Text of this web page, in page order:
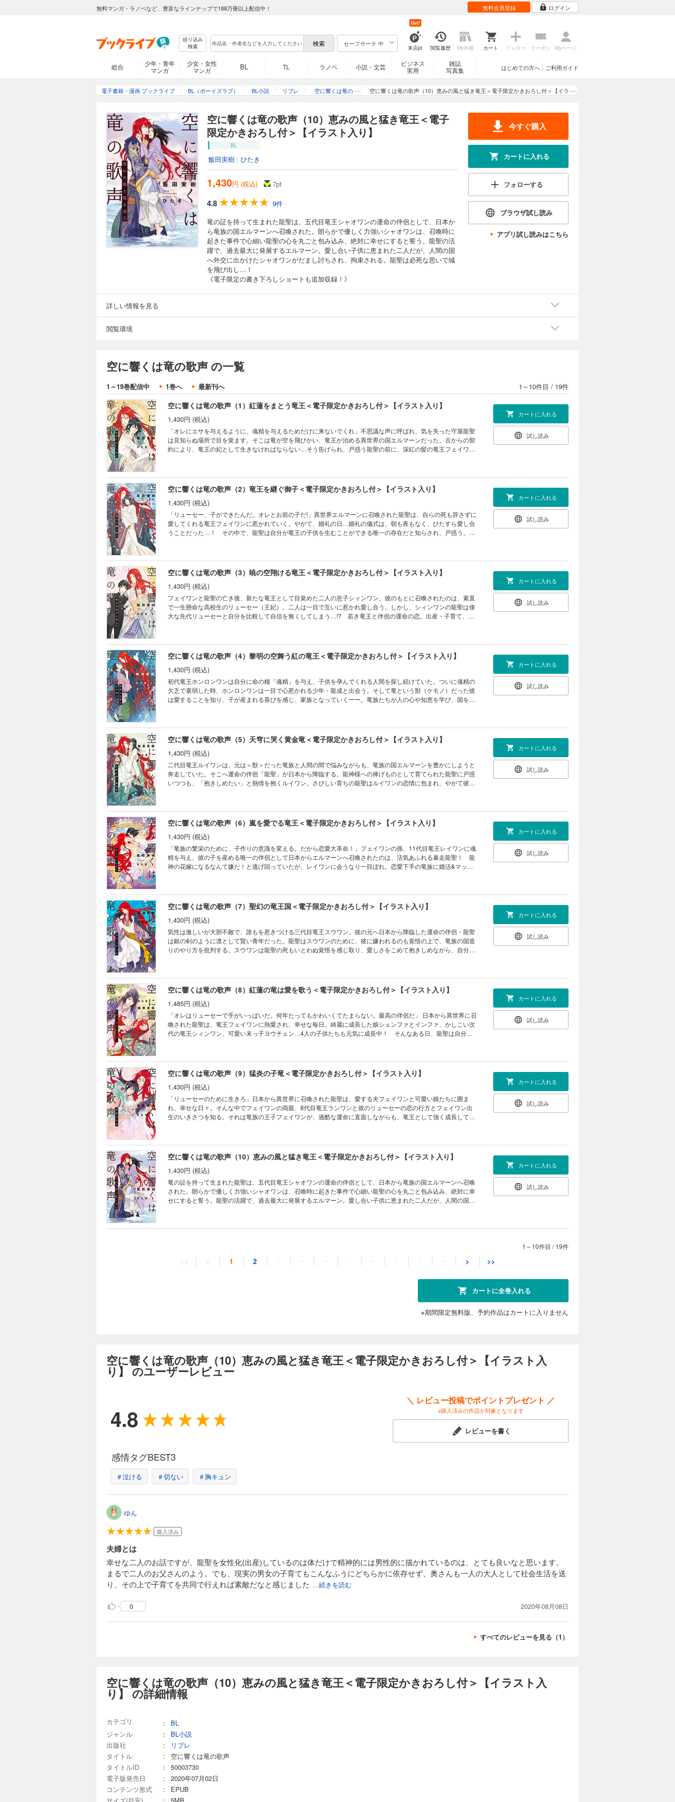
無料マンガ・ラノベなど、豊富なラインナップで188万冊以上配信中！ 無料会員登録 ログイン
絞り込み
検索
セーフサーチ 中
来店pt
Get!
閲覧履歴 My本棚 カート フォロー クーポン Myページ
総合
少年・青年
マンガ
少女・女性
マンガ
BL TL ラノベ 小説・文芸
ビジネス
実用
雑誌
写真集
ご利用ガイド
はじめての方へ
電子書籍・漫画 ブックライブ BL（ボーイズラブ） BL小説 リブレ
空に響くは竜の
空に響くは竜の歌声（10）恵みの風と猛き竜王＜電子限定かきおろし付＞【イラ
空に響くは竜の歌声（10）恵みの風と猛き竜王＜電子
限定かきおろし付＞【イラスト入り】
BL
飯田実樹 / ひたき
1,430円 (税込) 7pt
4.8
9件
竜の証を持って生まれた龍聖は、五代目竜王シャオワンの運命の伴侶として、日本か
ら竜族の国エルマーンへ召喚された。朗らかで優しく力強いシャオワンは、召喚時に
起きた事件で心細い龍聖の心を丸ごと包み込み、絶対に幸せにすると誓う。龍聖の活
躍で、過去最大に発展するエルマーン。愛し合い子供に恵まれた二人だが、人間の国
へ外交に出かけたシャオワンがだまし討ちされ、拘束される。龍聖は必死な思いで城
を飛び出し…！
《電子限定の書き下ろしショートも追加収録！》
今すぐ購入
カートに入れる
フォローする
ブラウザ試し読み
アプリ試し読みはこちら
詳しい情報を見る
閲覧環境
空に響くは竜の歌声 の一覧
1～19巻配信中 1巻へ 最新刊へ 1～10件目 / 19件
空に響くは竜の歌声（1）紅蓮をまとう竜王＜電子限定かきおろし付＞【イラスト入り】
1,430円 (税込)
「オレにエサを与えるように、魂精を与えるためだけに来ないでくれ」不思議な声に呼ばれ、気を失った守屋龍聖
は見知らぬ場所で目を覚ます。そこは竜が空を飛びかい、竜王が治める異世界の国エルマーンだった。古からの契
約により、竜王の妃として生きなければならない…そう告げられ、戸惑う龍聖の前に、深紅の髪の竜王フェイワン
死、運命の伴侶との愛！ 《電子限定の書き下ろしショートも追加収録！》
カートに入れる
試し読み
空に響くは竜の歌声（2）竜王を継ぐ御子＜電子限定かきおろし付＞【イラスト入り】
1,430円 (税込)
「リューセー、子ができたんだ。オレとお前の子だ!」異世界エルマーンに召喚された龍聖は、自らの死も辞さずに
愛してくれる竜王フェイワンに惹かれていく。やがて、婚礼の日…婚礼の儀式は、朝も夜もなく、ひたすら愛し合
うことだった…！ その中で、龍聖は自分が竜王の子供を生むことができる唯一の存在だと知らされ、戸惑う。だ
家の子供たち。初めての子育てに、日々奮闘する龍聖。竜王家に関係する竜族たちのドラマ。やがて明らかになる
前龍聖の死の真実、未来へ繋がる奇跡…！ 竜王の血脈、運命の恋、堂々完結!! 《電子限定の書き下ろしショート
も追加収録！》
カートに入れる
試し読み
空に響くは竜の歌声（3）暁の空翔ける竜王＜電子限定かきおろし付＞【イラスト入り】
1,430円 (税込)
フェイワンと龍聖の亡き後、新たな竜王として目覚めた二人の息子シィンワン。彼のもとに召喚されたのは、素直
で一生懸命な高校生のリューセー（王妃）。二人は一目で互いに惹かれ愛し合う。しかし、シィンワンの龍聖は偉
大な先代リューセーと自分を比較して自信を無くしてしまう…!? 若き竜王と伴侶の運命の恋。出産・子育て、そ
カートに入れる
試し読み
空に響くは竜の歌声（4）黎明の空舞う紅の竜王＜電子限定かきおろし付＞【イラスト入り】
1,430円 (税込)
初代竜王ホンロンワンは自分に命の糧「魂精」を与え、子供を孕んでくれる人間を探し続けていた。ついに魂精の
欠乏で衰弱した時、ホンロンワンは一目で心惹かれる少年・龍成と出会う。そして竜という獣（ケモノ）だった彼
は愛することを知り、子が産まれる喜びを感じ、家族となっていくーー。竜族たちが人の心や知恵を学び、国を造
カートに入れる
試し読み
空に響くは竜の歌声（5）天穹に哭く黄金竜＜電子限定かきおろし付＞【イラスト入り】
1,430円 (税込)
二代目竜王ルイワンは、元は＜獣＞だった竜族と人間の間で悩みながらも、竜族の国エルマーンを豊かにしようと
奔走していた。そこへ運命の伴侶「龍聖」が日本から降臨する。龍神様への捧げものとして育てられた龍聖に戸惑
いつつも、「抱きしめたい」と熱情を抱くルイワン。さびしい育ちの龍聖はルイワンの恋情に包まれ、やがて彼を
カートに入れる
試し読み
空に響くは竜の歌声（6）嵐を愛でる竜王＜電子限定かきおろし付＞【イラスト入り】
1,430円 (税込)
「竜族の繁栄のために、子作りの意識を変える。だから恋愛大革命！」フェイワンの孫、11代目竜王レイワンに魂
精を与え、彼の子を産める唯一の伴侶として日本からエルマーンへ召喚されたのは、活気あふれる暴走龍聖！ 龍
神の花嫁になるなんて嫌だ！と逃げ回っていたが、レイワンに会うなり一目ぼれ。恋愛下手の竜族に婚活&マッチ
カートに入れる
試し読み
空に響くは竜の歌声（7）聖幻の竜王国＜電子限定かきおろし付＞【イラスト入り】
1,430円 (税込)
気性は激しいが大胆不敵で、誰もを惹きつける三代目竜王スウワン。彼の元へ日本から降臨した運命の伴侶・龍聖
は銀の剣のように凛として賢い青年だった。龍聖はスウワンのために、彼に嫌われるのも覚悟の上で、竜族の国造
りのやり方を批判する。スウワンは龍聖の死もいとわぬ覚悟を感じ取り、愛しさをこめて抱きしめながら、自分の
カートに入れる
試し読み
空に響くは竜の歌声（8）紅蓮の竜は愛を歌う＜電子限定かきおろし付＞【イラスト入り】
1,485円 (税込)
「オレはリューセーで手がいっぱいだ。何年たってもかわいくてたまらない。最高の伴侶だ」 日本から異世界に召
喚された龍聖は、竜王フェイワンに熱愛され、幸せな毎日。綺麗に成長した娘シェンファとインファ、かしこい次
代の竜王シィンワン、可愛い末っ子ヨウチェン…4人の子供たちも元気に成長中！ そんなある日、龍聖は自分の
ートも追加収録！》
カートに入れる
試し読み
空に響くは竜の歌声（9）猛炎の子竜＜電子限定かきおろし付＞【イラスト入り】
1,430円 (税込)
「リューセーのために生きろ」日本から異世界に召喚された龍聖は、愛する夫フェイワンと可愛い娘たちに囲ま
れ、幸せな日々。そんな中でフェイワンの両親、8代目竜王ランワンと彼のリューセーの恋の行方とフェイワン出
生のいきさつを知る。それは竜族の王子フェイワンが、過酷な運命に直面しながらも、竜王として強く成長してい
カートに入れる
試し読み
空に響くは竜の歌声（10）恵みの風と猛き竜王＜電子限定かきおろし付＞【イラスト入り】
1,430円 (税込)
竜の証を持って生まれた龍聖は、五代目竜王シャオワンの運命の伴侶として、日本から竜族の国エルマーンへ召喚
された。朗らかで優しく力強いシャオワンは、召喚時に起きた事件で心細い龍聖の心を丸ごと包み込み、絶対に幸
せにすると誓う。龍聖の活躍で、過去最大に発展するエルマーン。愛し合い子供に恵まれた二人だが、人間の国へ
カートに入れる
試し読み
龍神の痣を持って生まれた龍聖は、まだ見ぬ龍神に恋い焦がれ、お仕えする日を心待ちにしていた。そんな龍聖が
目で堅物な竜王が、初恋をこじらせて動揺し、胸を締め付ける感情を理解できずに悩んだり、書物で「愛」につい
カートに入れる
インを頼まれて動揺しつつ頑張る龍聖。一方フェイワンは落ち着いていたが、とあるきっかけから、花嫁の父親と
しての複雑な気持ちを思い知らされて…！ 単行本書き下ろし表題作のほか、異国の王女を預かった二人など、フ
ェイワンと龍聖の熱く深まる愛とやきもち（!?）あふれる日常と家族の幸せを大量収録。さらにタンレン×シュレイ
試し読み
空に響くは竜の歌声（13）花盛りの竜の楽園＜電子限定かきおろし付＞【イラスト入り】
1,485円 (税込)
龍神様に美味しいものを作って喜ばせたい…！ 竜族の国エルマーンの六代目竜王ヨンワンのもとに、日本から降
臨した運命の伴侶、龍聖。エルマーン王国の料理をもっと良くしたい龍聖は、日本料理の知識を生かして、愛する
る…！ 世継ぎにも恵まれ、二人はますます夫婦の絆を深めていくが、ヨンワンが事故に遭い、意識不明のまま目
覚めず…!? 人気サブキャラ・ラウシャンの誕生に至る物語！ 《電子限定の書き下ろしショートも追加収録！》
カートに入れる
ぐな熱情で愛するジュンワン。竜王と結ばれて、龍聖の体は竜族へと変化し、病も消え去り徐々に健康を取り戻
空に響くは竜の歌声（15）紅蓮の竜は永遠に恋する＜電子限定かきおろし付＞【イラスト入り】
1,485円 (税込)
試し読み
「リューセー、君に一刻も早く会いたい」 十二代目竜王ラオワンには幼いころから、持て余すほどに強い歴代最高
の魔力があった。成人したラオワンは次代の王となるべく眠りにつくが、ラオワンの龍聖が降臨しても眠りから目
覚めず…!? 「ラオワン…お願い…起きて……私を抱きしめて…」 龍聖とラオワン、シーフォンたち竜族の運命
試し読み
空に響くは竜の歌声（17）紅蓮の竜は甘夢にほころぶ＜電子限定かきおろし付＞【イラスト入り】
1,485円 (税込)
「まだ見たことのない君だけど……オレの声が届くといいな」 龍聖がまだ降臨せず、竜王フェイワンが若体化した
時代。フェイワンは決してあきらめず、まだ見ぬ龍聖に焦がれていた。だが竜王の力が弱まるにつれ、竜族は少し
ずつ荒ぶる感情を制御できなくなる。それは心からシュレイを愛するタンレンも例外でなく…！ 「空に響くは竜
の歌声」の“前夜”を描く物語！ フェイワン＆龍聖の子供時代も収録。 《電子限定の書き下ろしショート追加収
1～10件目 /19件
<< < 1 2 ・ ・ ・ ・ ・ ・ ・ ・ > >>
カートに全巻入れる
※期間限定無料版、予約作品はカートに入りません
空に響くは竜の歌声（10）恵みの風と猛き竜王＜電子限定かきおろし付＞【イラスト入
り】 のユーザーレビュー
4.8
＼ レビュー投稿でポイントプレゼント ／
※購入済みの作品が対象となります
レビューを書く
感情タグBEST3
＃泣ける ＃切ない ＃胸キュン
ゆん
購入済み
夫婦とは
幸せな二人のお話ですが、龍聖を女性化(出産)しているのは体だけで精神的には男性的に描かれているのは、とても良いなと思います。
まるで二人のお父さんのよう。でも、現実の男女の子育てもこんなふうにどちらかに依存せず、奥さんも一人の大人として社会生活を送
り、その上で子育てを共同で行えれば素敵だなと感じました ...続きを読む
0 2020年08月08日
すべてのレビューを見る（1）
空に響くは竜の歌声（10）恵みの風と猛き竜王＜電子限定かきおろし付＞【イラスト入
り】 の詳細情報
カテゴリ ：
BL
ジャンル
：
BL小説
出版社
：
リブレ
タイトル
：
空に響くは竜の歌声
タイトルID
：
50003730
電子版発売日
：
2020年07月02日
コンテンツ形式
：
EPUB